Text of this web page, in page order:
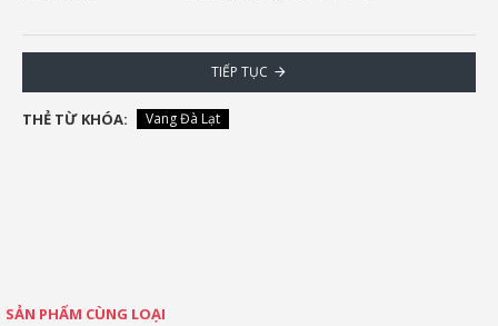
TIẾP TỤC
THẺ TỪ KHÓA: Vang Đà Lạt
SẢN PHẨM CÙNG LOẠI